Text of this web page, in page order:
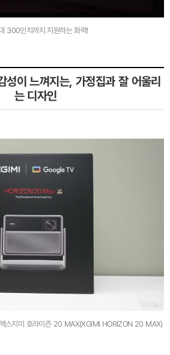
300인치까지 지원하는 화력!
이 느껴지는, 가정집과 잘 어울리
는 디자인
스지미 호라이즌 20 MAX(XGIMI HORIZON 20 MAX)